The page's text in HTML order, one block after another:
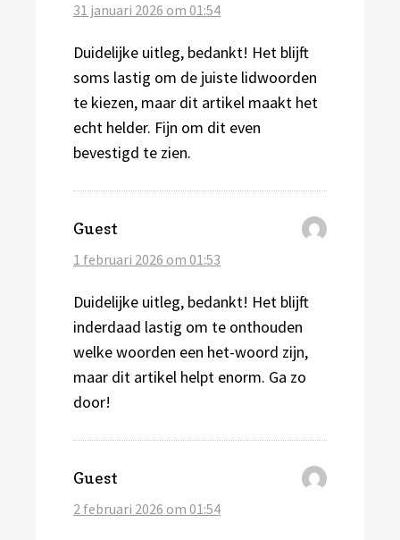
31 januari 2026 om 01:54
Duidelijke uitleg, bedankt! Het blijft
soms lastig om de juiste lidwoorden
te kiezen, maar dit artikel maakt het
echt helder. Fijn om dit even
bevestigd te zien.
Guest
1 februari 2026 om 01:53
Duidelijke uitleg, bedankt! Het blijft
inderdaad lastig om te onthouden
welke woorden een het-woord zijn,
maar dit artikel helpt enorm. Ga zo
door!
Guest
2 februari 2026 om 01:54